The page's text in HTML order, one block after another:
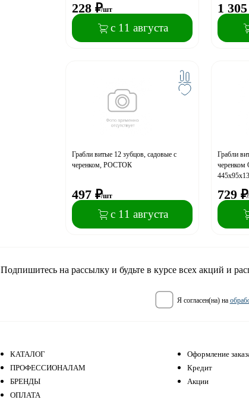
228 ₽/шт
с 11 августа
1 305
Грабли витые 12 зубцов, садовые с
черенком, РОСТОК
497 ₽/шт
с 11 августа
Грабли
729 ₽
Подпишитесь на рассылку и будьте в курсе всех акций и
я согласен(на) на
КАТАЛОГ
ПРОФЕССИОНАЛАМ
БРЕНДЫ
ОПЛАТА
Оформление
Кредит
Акции